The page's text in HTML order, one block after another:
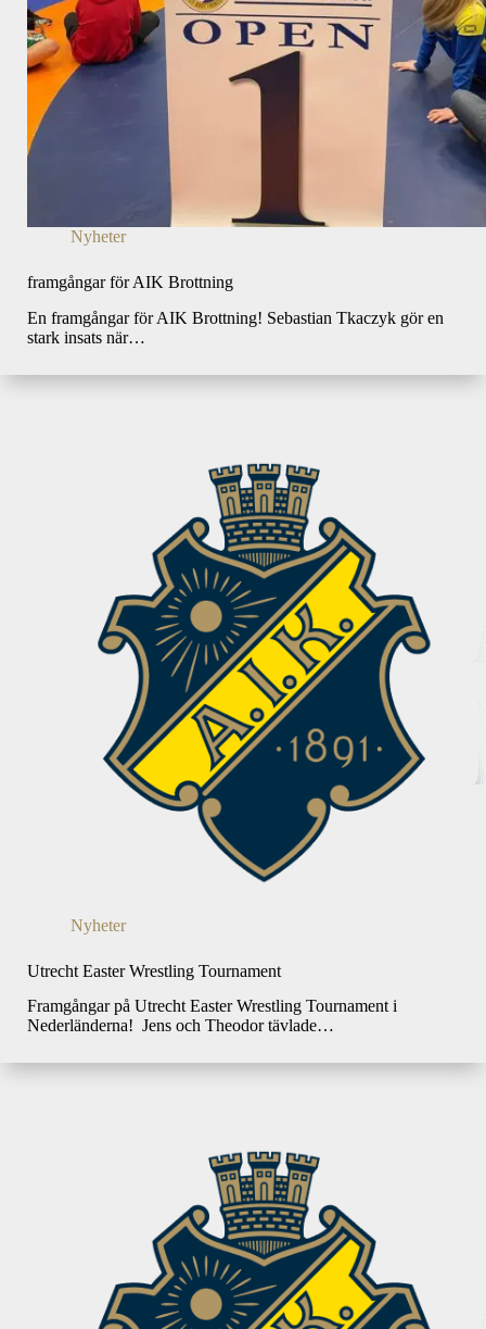
Nyheter
framgångar för AIK Brottning
En framgångar för AIK Brottning! Sebastian Tkaczyk gör en
stark insats när…
Nyheter
Utrecht Easter Wrestling Tournament
Framgångar på Utrecht Easter Wrestling Tournament i
Nederländerna! Jens och Theodor tävlade…